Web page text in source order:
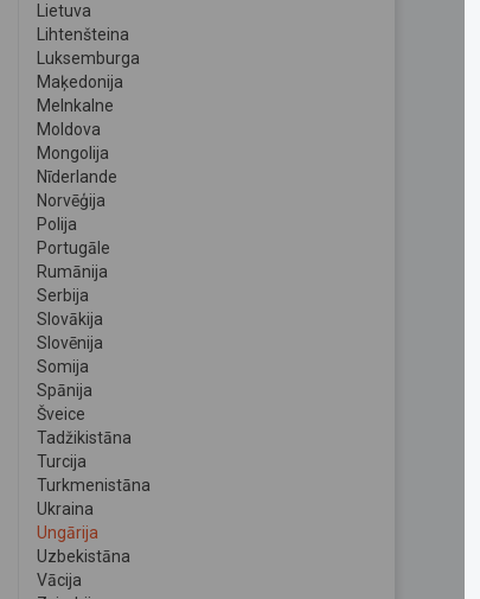
Lietuva
Lihtenšteina
Luksemburga
Maķedonija
Melnkalne
Moldova
Mongolija
Nīderlande
Norvēģija
Polija
Portugāle
Rumānija
Serbija
Slovākija
Slovēnija
Somija
Spānija
Šveice
Tadžikistāna
Turcija
Turkmenistāna
Ukraina
Ungārija
Uzbekistāna
Vācija